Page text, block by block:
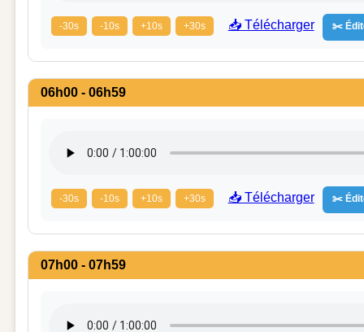
-30s -10s +10s +30s 📥 Télécharger ✂️
06h00 - 06h59
-30s -10s +10s +30s 📥 Télécharger ✂️
07h00 - 07h59